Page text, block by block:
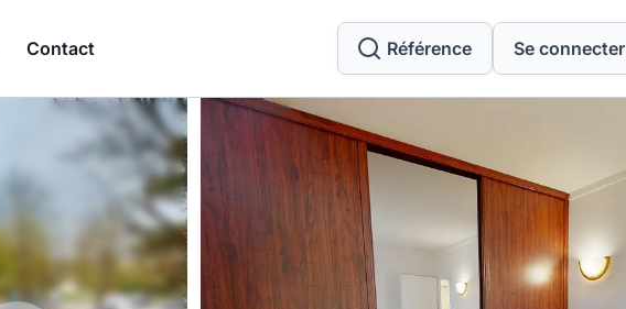
Contact Référence Se connecter